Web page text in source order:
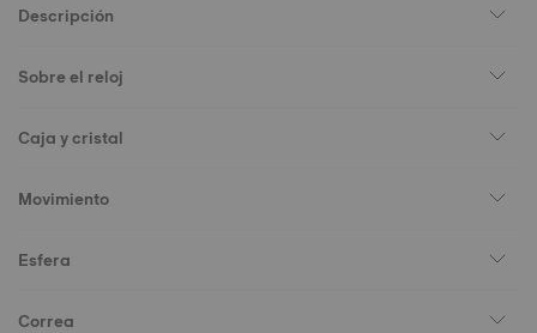
Descripción
Sobre el reloj
Caja y cristal
Movimiento
Esfera
Correa